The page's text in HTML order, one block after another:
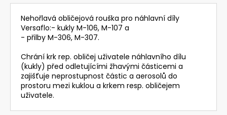
Nehořlavá obličejová rouška pro náhlavní díly
Versaflo:- kukly M-106, M-107 a
- přilby M-306, M-307.
Chrání krk rep. obličej uživatele náhlavního dílu
(kukly) před odletujícími žhavými částicemi a
zajišťuje neprostupnost částic a aerosolů do
prostoru mezi kuklou a krkem resp. obličejem
uživatele.